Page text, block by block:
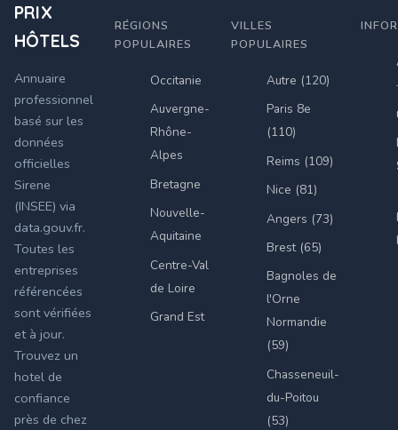
PRIX
HÔTELS
Annuaire
professionnel
basé sur les
données
officielles
Sirene
(INSEE) via
data.gouv.fr.
Toutes les
entreprises
référencées
sont vérifiées
et à jour.
Trouvez un
hotel de
confiance
près de chez
RÉGIONS
POPULAIRES
Occitanie
Auvergne-
Rhône-
Alpes
Bretagne
Nouvelle-
Aquitaine
Centre-Val
de Loire
Grand Est
VILLES
POPULAIRES
Autre (120)
Paris 8e
(110)
Reims (109)
Nice (81)
Angers (73)
Brest (65)
Bagnoles de
l'Orne
Normandie
(59)
Chasseneuil-
du-Poitou
(53)